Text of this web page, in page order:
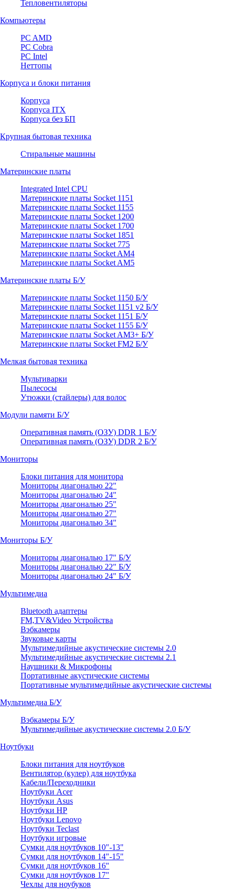
Тепловентиляторы
Компьютеры
PC AMD
PC Cobra
PC Intel
Неттопы
Корпуса и блоки питания
Корпуса
Корпуса ITX
Корпуса без БП
Крупная бытовая техника
Стиральные машины
Материнские платы
Integrated Intel CPU
Материнские платы Socket 1151
Материнские платы Socket 1155
Материнские платы Socket 1200
Материнские платы Socket 1700
Материнские платы Socket 1851
Материнские платы Socket 775
Материнские платы Socket AM4
Материнские платы Socket AM5
Материнские платы Б/У
Материнские платы Socket 1150 Б/У
Материнские платы Socket 1151 v2 Б/У
Материнские платы Socket 1151 Б/У
Материнские платы Socket 1155 Б/У
Материнские платы Socket AM3+ Б/У
Материнские платы Socket FM2 Б/У
Мелкая бытовая техника
Мультиварки
Пылесосы
Утюжки (стайлеры) для волос
Модули памяти Б/У
Оперативная память (ОЗУ) DDR 1 Б/У
Оперативная память (ОЗУ) DDR 2 Б/У
Мониторы
Блоки питания для монитора
Мониторы диагональю 22"
Мониторы диагональю 24"
Мониторы диагональю 25"
Мониторы диагональю 27"
Мониторы диагональю 34"
Мониторы Б/У
Мониторы диагональю 17" Б/У
Мониторы диагональю 22" Б/У
Мониторы диагональю 24" Б/У
Мультимедиа
Bluetooth адаптеры
FM,TV&Video Устройства
Вэбкамеры
Звуковые карты
Мультимедийные акустические системы 2.0
Мультимедийные акустические системы 2.1
Наушники & Микрофоны
Портативные акустические системы
Портативные мультимедийные акустические системы
Мультимедиа Б/У
Вэбкамеры Б/У
Мультимедийные акустические системы 2.0 Б/У
Ноутбуки
Блоки питания для ноутбуков
Вентилятор (кулер) для ноутбука
Кабели/Переходники
Ноутбуки Acer
Ноутбуки Asus
Ноутбуки HP
Ноутбуки Lenovo
Ноутбуки Teclast
Ноутбуки игровые
Сумки для ноутбуков 10"-13"
Сумки для ноутбуков 14"-15"
Сумки для ноутбуков 16"
Сумки для ноутбуков 17"
Чехлы для ноубуков